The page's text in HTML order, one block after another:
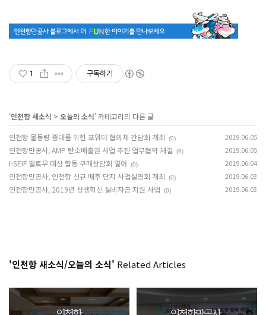
1 구독하기
'인천항 새소식 > 오늘의 소식' 카테고리의 다른 글
인천항 물동량 증대를 위한 포워더 협의체 간담회 개최 (0) 2019.06.05
인천항만공사, AMP 탄소배출권 사업 추진 업무협약 체결 (9) 2019.06.05
I-SEIF 펠로우 대상 합동 구매상담회 열어 (0) 2019.06.04
인천항만공사, 인천항 신규 배후 단지 사업설명회 개최 (0) 2019.06.03
인천항만공사, 2019년 상생혁신 설비자금 지원 사업 (0) 2019.06.03
'인천항 새소식/오늘의 소식' Related Articles